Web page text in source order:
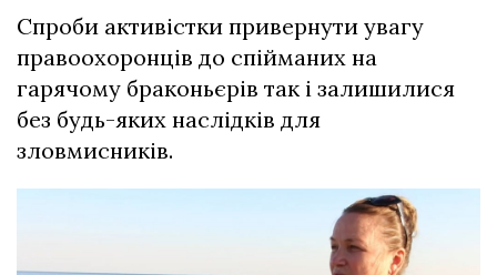
Спроби активістки привернути увагу
правоохоронців до спійманих на
гарячому браконьєрів так і залишилися
без будь-яких наслідків для
зловмисників.